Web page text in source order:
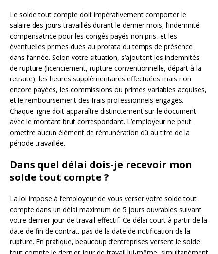
Le solde tout compte doit impérativement comporter le
salaire des jours travaillés durant le dernier mois, l’indemnité
compensatrice pour les congés payés non pris, et les
éventuelles primes dues au prorata du temps de présence
dans l’année. Selon votre situation, s’ajoutent les indemnités
de rupture (licenciement, rupture conventionnelle, départ à la
retraite), les heures supplémentaires effectuées mais non
encore payées, les commissions ou primes variables acquises,
et le remboursement des frais professionnels engagés.
Chaque ligne doit apparaître distinctement sur le document
avec le montant brut correspondant. L’employeur ne peut
omettre aucun élément de rémunération dû au titre de la
période travaillée.
Dans quel délai dois-je recevoir mon
solde tout compte ?
La loi impose à l’employeur de vous verser votre solde tout
compte dans un délai maximum de 5 jours ouvrables suivant
votre dernier jour de travail effectif. Ce délai court à partir de la
date de fin de contrat, pas de la date de notification de la
rupture. En pratique, beaucoup d’entreprises versent le solde